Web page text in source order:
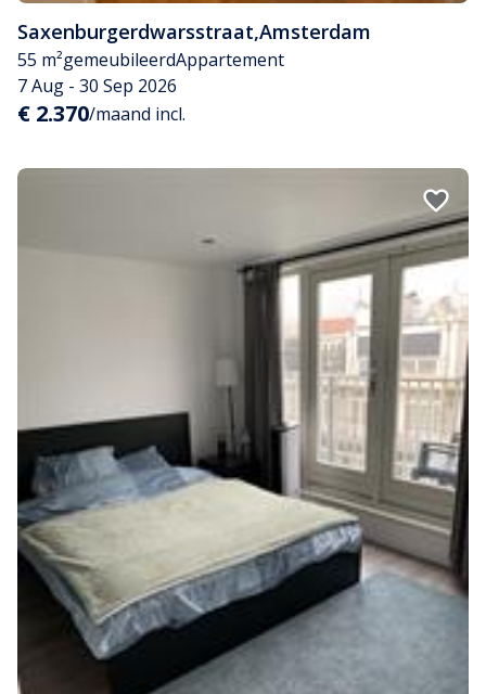
Saxenburgerdwarsstraat,Amsterdam
55 m²gemeubileerdAppartement
7 Aug - 30 Sep 2026
€ 2.370/maand incl.